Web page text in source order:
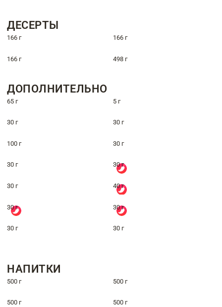
ДЕСЕРТЫ
166 г 166 г
166 г 498 г
ДОПОЛНИТЕЛЬНО
65 г 5 г
30 г 30 г
100 г 30 г
30 г 30 г
30 г 40 г
30 г 30 г
30 г 30 г
НАПИТКИ
500 г 500 г
500 г 500 г